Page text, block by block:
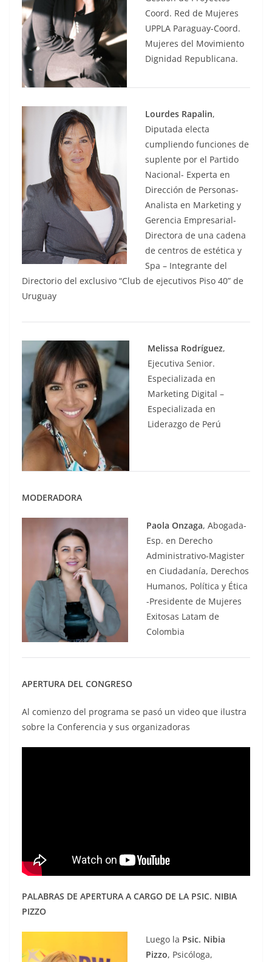
Coord. Red de Mujeres
UPPLA Paraguay-Coord.
Mujeres del Movimiento
Dignidad Republicana.
Lourdes Rapalin,
Diputada electa
cumpliendo funciones de
suplente por el Partido
Nacional- Experta en
Dirección de Personas-
Analista en Marketing y
Gerencia Empresarial-
Directora de una cadena
de centros de estética y
Spa – Integrante del
Directorio del exclusivo “Club de ejecutivos Piso 40” de
Uruguay
Melissa Rodríguez,
Ejecutiva Senior.
Especializada en
Marketing Digital –
Especializada en
Liderazgo de Perú
MODERADORA
Paola Onzaga, Abogada-
Esp. en Derecho
Administrativo-Magister
en Ciudadanía, Derechos
Humanos, Política y Ética
-Presidente de Mujeres
Exitosas Latam de
Colombia
APERTURA DEL CONGRESO
Al comienzo del programa se pasó un video que ilustra
sobre la Conferencia y sus organizadoras
PALABRAS DE APERTURA A CARGO DE LA PSIC. NIBIA
PIZZO
Luego la Psic. Nibia
Pizzo, Psicóloga,